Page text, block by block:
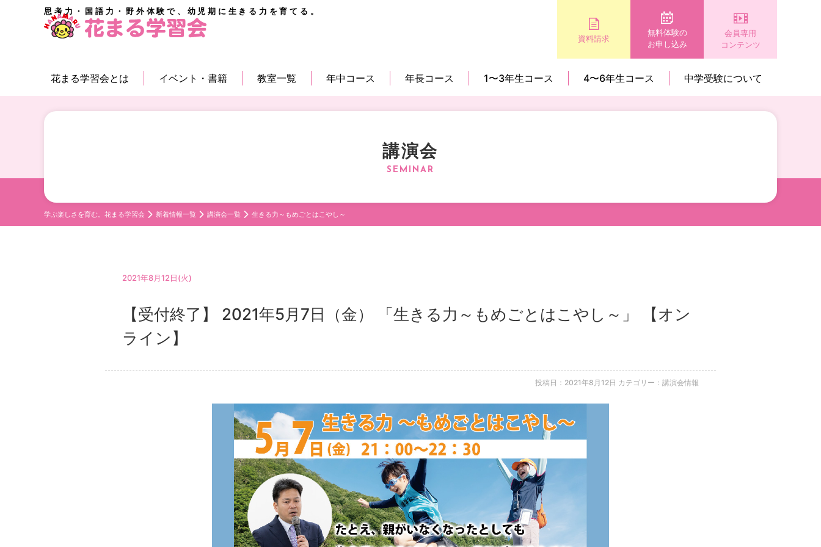
思考力・国語力・野外体験で、幼児期に生きる力を育てる。
資料請求
無料体験の
お申し込み
会員専用
コンテンツ
花まる学習会とは イベント・書籍 教室一覧 年中コース 年長コース 1〜3年生コース 4〜6年生コース 中学受験について
講演会
学ぶ楽しさを育む。花まる学習会 新着情報一覧 講演会一覧 生きる力～もめごとはこやし～
2021年8月12日(火)
【受付終了】 2021年5月7日（金） 「生きる力～もめごとはこやし～」 【オン
ライン】
投稿日：2021年8月12日 カテゴリー：講演会情報